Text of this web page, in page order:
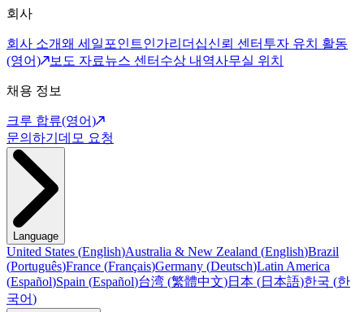
회사
회사 소개왜 세일포인트인가리더십신뢰 센터 투자 유치 활동
(영어)
보도 자료뉴스 센터 수상 내역사무실 위치
채용 정보
크루 합류(영어)
문의하기 데모 요청
Language
United States (English)Australia & New Zealand (English)Brazil
(Português)France (Français)Germany (Deutsch)Latin America
(Español)Spain (Español)台湾 (繁體中文)日本 (日本語)한국 (한
국어)